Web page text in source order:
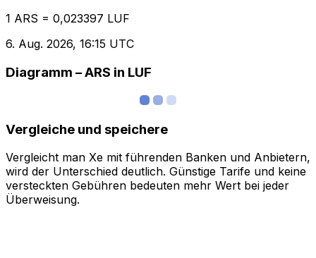
1 ARS = 0,023397 LUF
6. Aug. 2026, 16:15 UTC
Diagramm – ARS in LUF
Vergleiche und speichere
Vergleicht man Xe mit führenden Banken und Anbietern,
wird der Unterschied deutlich. Günstige Tarife und keine
versteckten Gebühren bedeuten mehr Wert bei jeder
Überweisung.